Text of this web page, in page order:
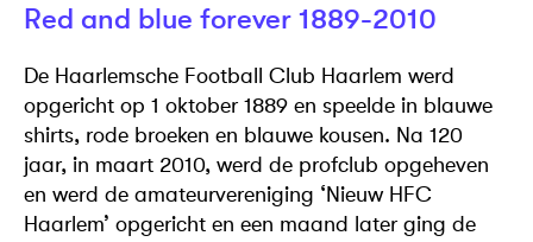
Red and blue forever 1889-2010
De Haarlemsche Football Club Haarlem werd
opgericht op 1 oktober 1889 en speelde in blauwe
shirts, rode broeken en blauwe kousen. Na 120
jaar, in maart 2010, werd de profclub opgeheven
en werd de amateurvereniging ‘Nieuw HFC
Haarlem’ opgericht en een maand later ging de